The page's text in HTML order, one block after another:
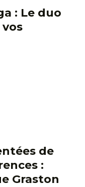
: Le duo
de
:
Graston